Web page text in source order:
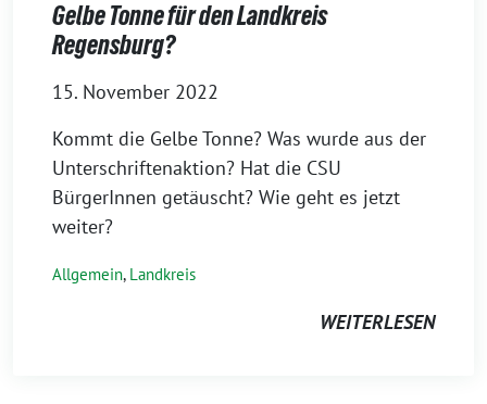
Gelbe Tonne für den Landkreis
Regensburg?
15. November 2022
Kommt die Gelbe Tonne? Was wurde aus der
Unterschriftenaktion? Hat die CSU
BürgerInnen getäuscht? Wie geht es jetzt
weiter?
Allgemein, Landkreis
WEITERLESEN